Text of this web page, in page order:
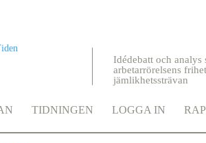
Idédebatt och analys
arbetarrörelsens
jämlikhetssträvan
TIDNINGEN LOGGA IN
i arbetet för rättvisa